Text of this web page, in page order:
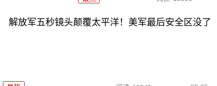
解放军五秒镜头颠覆太平洋！美军最后安全区没了